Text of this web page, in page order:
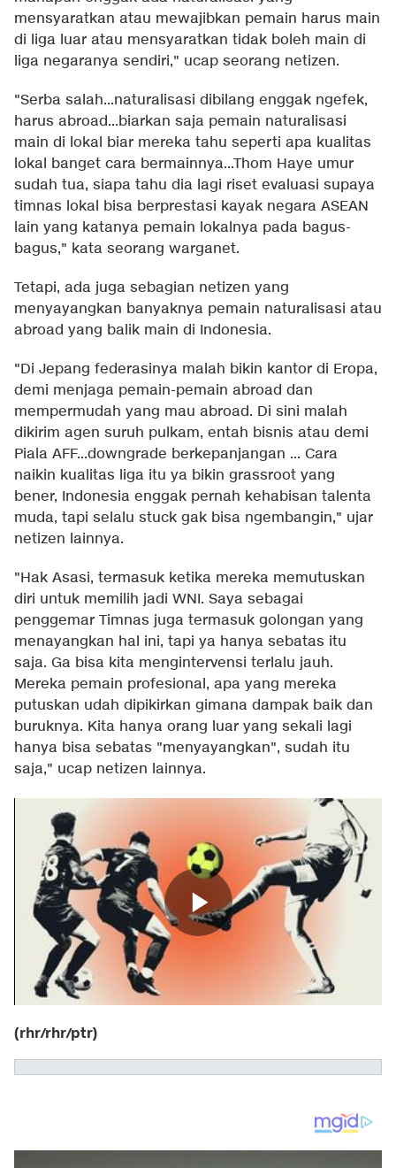
mensyaratkan atau mewajibkan pemain harus main
di liga luar atau mensyaratkan tidak boleh main di
liga negaranya sendiri," ucap seorang netizen.
"Serba salah...naturalisasi dibilang enggak ngefek,
harus abroad...biarkan saja pemain naturalisasi
main di lokal biar mereka tahu seperti apa kualitas
lokal banget cara bermainnya...Thom Haye umur
sudah tua, siapa tahu dia lagi riset evaluasi supaya
timnas lokal bisa berprestasi kayak negara ASEAN
lain yang katanya pemain lokalnya pada bagus-
bagus," kata seorang warganet.
Tetapi, ada juga sebagian netizen yang
menyayangkan banyaknya pemain naturalisasi atau
abroad yang balik main di Indonesia.
"Di Jepang federasinya malah bikin kantor di Eropa,
demi menjaga pemain-pemain abroad dan
mempermudah yang mau abroad. Di sini malah
dikirim agen suruh pulkam, entah bisnis atau demi
Piala AFF...downgrade berkepanjangan ... Cara
naikin kualitas liga itu ya bikin grassroot yang
bener, Indonesia enggak pernah kehabisan talenta
muda, tapi selalu stuck gak bisa ngembangin," ujar
netizen lainnya.
"Hak Asasi, termasuk ketika mereka memutuskan
diri untuk memilih jadi WNI. Saya sebagai
penggemar Timnas juga termasuk golongan yang
menayangkan hal ini, tapi ya hanya sebatas itu
saja. Ga bisa kita mengintervensi terlalu jauh.
Mereka pemain profesional, apa yang mereka
putuskan udah dipikirkan gimana dampak baik dan
buruknya. Kita hanya orang luar yang sekali lagi
hanya bisa sebatas "menyayangkan", sudah itu
saja," ucap netizen lainnya.
(rhr/rhr/ptr)